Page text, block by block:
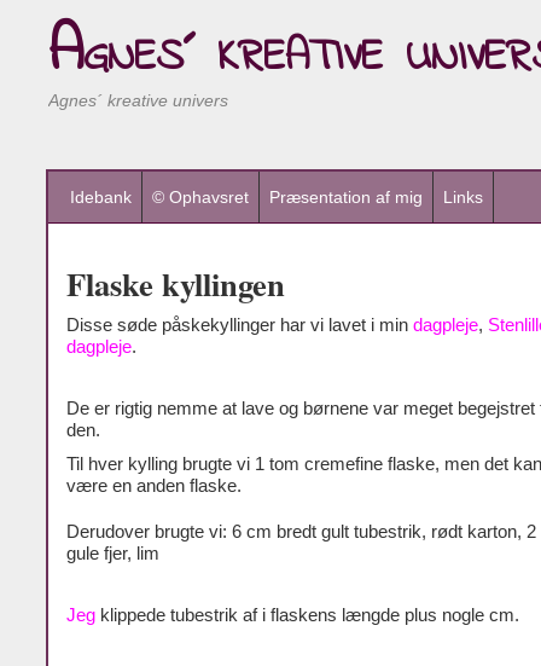
Agnes´ kreative
Agnes´ kreative univers
Idebank © Ophavsret Præsentation af mig Links
Flaske kyllingen
Disse søde påskekyllinger har vi lavet i min dagpleje,
dagpleje.
De er rigtig nemme at lave og børnene var meget begejstret
den.
Til hver kylling brugte vi 1 tom cremefine flaske, men det
være en anden flaske.
Derudover brugte vi: 6 cm bredt gult tubestrik, rødt karton, 2
gule fjer, lim
Jeg klippede tubestrik af i flaskens længde plus nogle cm.